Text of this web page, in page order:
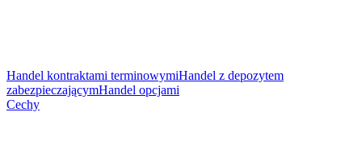
Handel kontraktami terminowymiHandel z depozytem
zabezpieczającymHandel opcjami
Cechy